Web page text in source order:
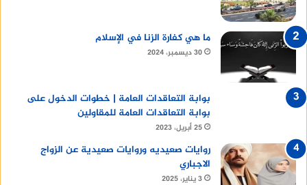
ما هي كفارة الزنا في الإسلام
30 ديسمبر، 2024
بوابة التعاقدات العامة | خطوات الدخول على
بوابة التعاقدات العامة للمقاولين
25 أبريل، 2023
روايات صعيديه وروايات صعيدية عن الزواج
الاجباري
3 يناير، 2025